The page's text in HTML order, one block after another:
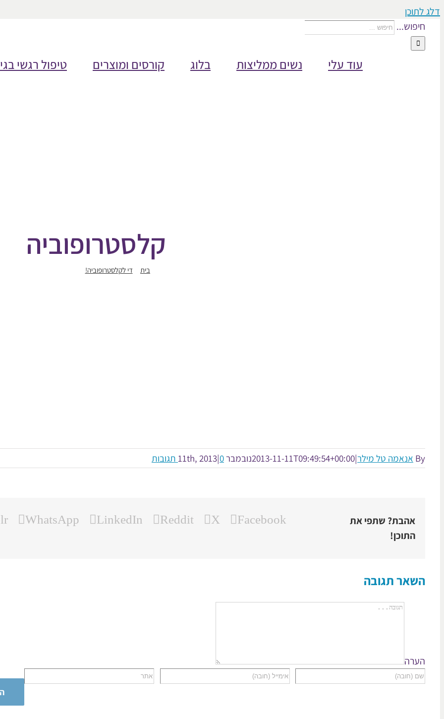
דלג לתוכן
חיפוש...
טיפול רגשי קורסים ומוצרים בלוג נשים ממליצות
עוד עלי
קלסטרופוביה
בית די לקלסטרופוביה!
By אנאמה טל מילר|
2013-11-11T09:49:54+00:00נובמבר 11th, 2013 |0 תגובות
אהבת? שתפי את
התוכן!
Facebook
X
Reddit
LinkedIn
WhatsApp
השאר תגובה
הערה